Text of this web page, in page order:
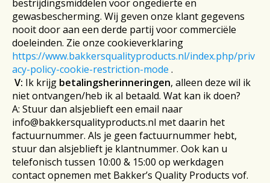
bestrijdingsmiddelen voor ongedierte en
gewasbescherming. Wij geven onze klant gegevens
nooit door aan een derde partij voor commerciële
doeleinden. Zie onze cookieverklaring
https://www.bakkersqualityproducts.nl/index.php/priv
acy-policy-cookie-restriction-mode .
V: Ik krijg betalingsherinneringen, alleen deze wil ik
niet ontvangen/heb ik al betaald. Wat kan ik doen?
A: Stuur dan alsjeblieft een email naar
info@bakkersqualityproducts.nl met daarin het
factuurnummer. Als je geen factuurnummer hebt,
stuur dan alsjeblieft je klantnummer. Ook kan u
telefonisch tussen 10:00 & 15:00 op werkdagen
contact opnemen met Bakker’s Quality Products vof.